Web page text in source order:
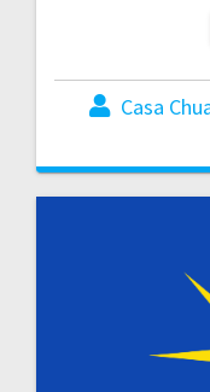
Casa